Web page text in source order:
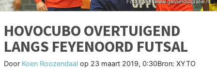
HOVOCUBO OVERTUIGEND
LANGS FEYENOORD FUTSAL
Door Koen Roozendaal op 23 maart 2019, 0:30Bron: XYTO